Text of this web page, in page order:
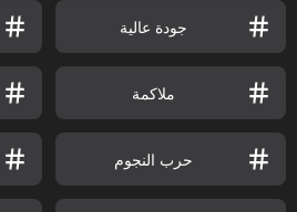
جودة عالية
ملاكمة
حرب النجوم